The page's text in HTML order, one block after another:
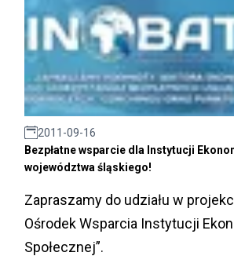
2011-09-16
Bezpłatne wsparcie dla Instytucji
województwa śląskiego!
Zapraszamy do udziału w
Ośrodek Wsparcia Instytucji
Społecznej”.